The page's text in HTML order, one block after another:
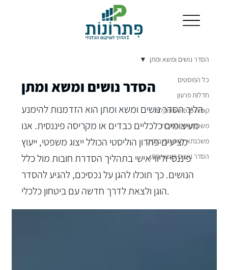
כל הפוסטים
חדלות פרעון
קופות פנסיה מעוקלות
משכנתאות הפוכות
משכנתא למסורבי בנקים
הסדר נושים ומשא ומתן
הסדר נושים ומשא ומתן
הסדר נושים ומשא ומתן
הליך הסדר נושים ומשא ומתן הוא הזדמנות להימנע
מעיצומים כלכליים כבדים או מקריסה פיננסית. אנו
מציעים פתרון הוליסטי הכולל ייצוג משפטי, ייעוץ
פיננסי וליווי אישי בתהליך הסדרת חובות מול כלל
הנושים. כך תוכלו להגן על נכסיכם, להגיע להסדר
הוגן ולצאת לדרך חדשה עם ביטחון כלכלי.